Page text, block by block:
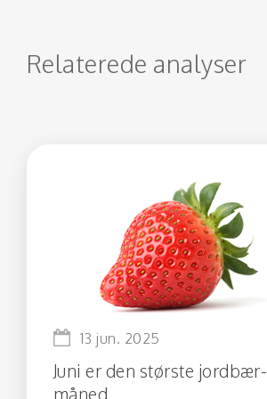
Relaterede analyser
13 jun. 2025
Juni er den største jordbær-
måned